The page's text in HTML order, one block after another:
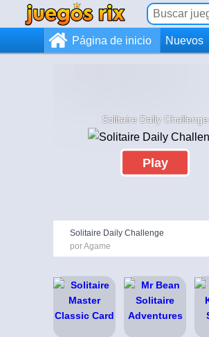
Página de inicio Nuevos
Solitaire Daily Challenge
Play
Solitaire Daily Challenge
por Agame